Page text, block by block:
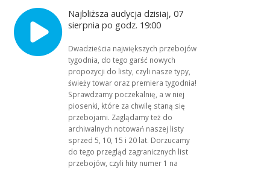
Najbliższa audycja dzisiaj, 07
sierpnia po godz. 19:00
Dwadzieścia największych przebojów
tygodnia, do tego garść nowych
propozycji do listy, czyli nasze typy,
świeży towar oraz premiera tygodnia!
Sprawdzamy poczekalnię, a w niej
piosenki, które za chwilę staną się
przebojami. Zaglądamy też do
archiwalnych notowań naszej listy
sprzed 5, 10, 15 i 20 lat. Dorzucamy
do tego przegląd zagranicznych list
przebojów, czyli hity numer 1 na